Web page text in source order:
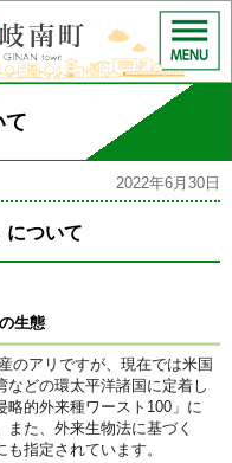
て
2022年6月30日
について
生態
のアリですが、現在では米国
などの環太平洋諸国に定着し
略的外来種ワースト100」に
た、外来生物法に基づく
も指定されています。